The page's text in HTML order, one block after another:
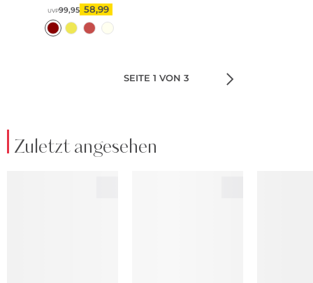
UVP99,95 58,99
SEITE 1 VON 3
Zuletzt angesehen